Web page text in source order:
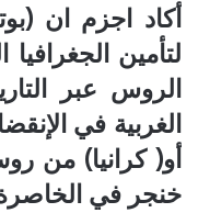
أكاد اجزم ان
لتأمين
الروس عبر
الغربية في
أو( كرانيا) من
خنجر في